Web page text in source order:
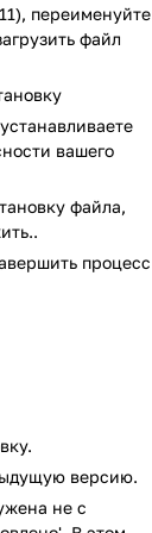
красивые
тона.
является
своего
но один
тем на Телеграм
обширными.
переименуйте
файл
вашего
файла,
процесс
версию.
не с